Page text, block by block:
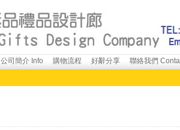
公司簡介 Info 購物流程 好辭分享 聯絡我們